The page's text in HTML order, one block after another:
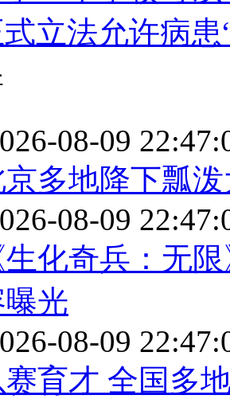
立法允许病
08-09
多地降下瓢
08-09
生化奇兵：无
光
08-09
赛育才 全国多